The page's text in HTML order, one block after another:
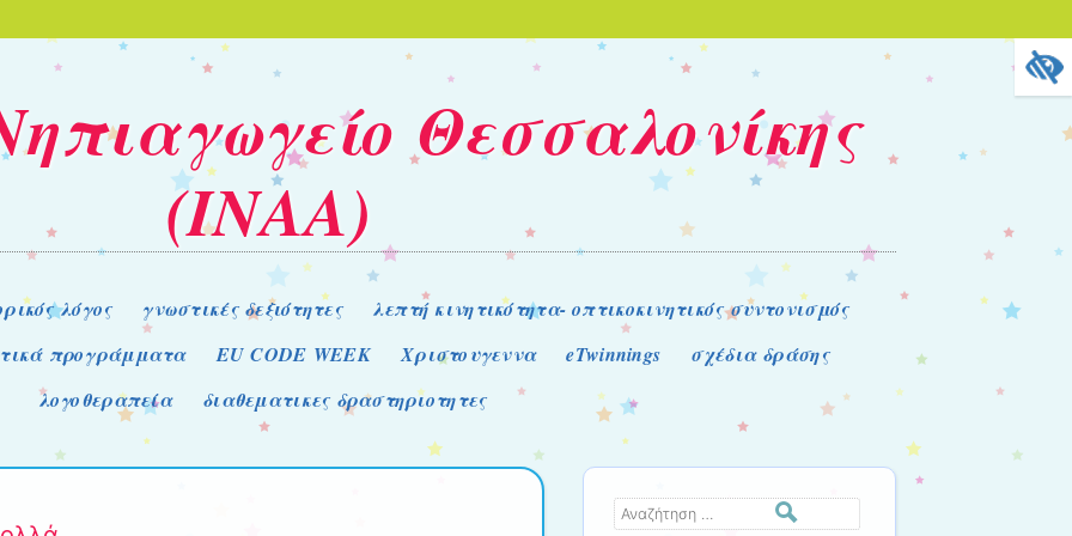
Θεσσαλονίκης
(ΙΝΑΑ)
λόγος γνωστικές δεξιότητες
λεπτή κινητικότητα- οπτικοκινητικός συντονισμός
προγράμματα EU CODE WEEK Χριστουγεννα eTwinnings
σχέδια δράσης
λογοθεραπεία
διαθεματικες δραστηριοτητες
Αναζήτηση